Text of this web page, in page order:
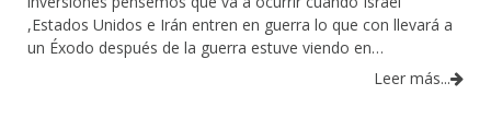
,Estados Unidos e Irán entren en guerra lo que con llevará a
un Éxodo después de la guerra estuve viendo en…
Leer más...